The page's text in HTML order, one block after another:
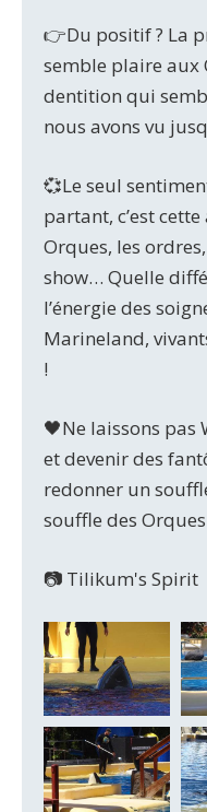
👉Du positif ? La
semble plaire aux
dentition qui
nous avons vu
💞Le seul
partant, c’est
Orques, les
show… Quelle
l’énergie des
Marineland,
!
🖤Ne laissons
et devenir des
redonner un
souffle des
📷 Tilikum's Spirit